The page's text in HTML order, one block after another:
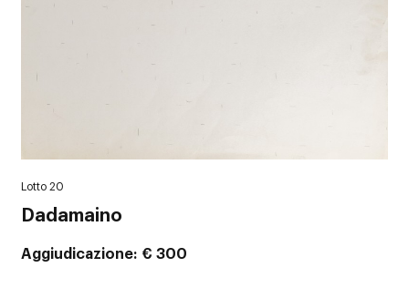
Lotto 20
Dadamaino
Aggiudicazione € 300